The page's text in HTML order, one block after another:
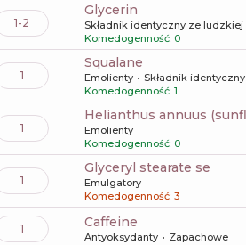
1-2
glycerin
Składnik identyczny ze ludzkiej
Komedogenność: 0
1
squalane
Emolienty
Składnik
Komedogenność: 1
1
helianthus annuus
Emolienty
Komedogenność: 0
1
glyceryl stearate se
Emulgatory
Komedogenność: 3
1 caffeine
Antyoksydanty Zapachowe